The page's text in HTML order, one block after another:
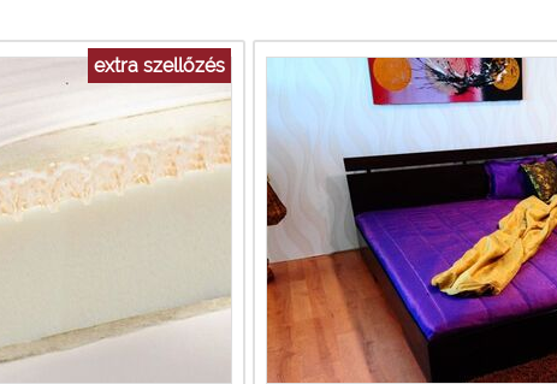
extra szellőzés